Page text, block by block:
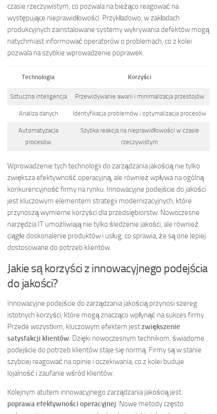
czasie rzeczywistym, co pozwala na bieżąco reagować na
występujące nieprawidłowości. Przykładowo, w zakładach
produkcyjnych zainstalowane systemy wykrywania defektów mogą
natychmiast informować operatorów o problemach, co z kolei
pozwala na szybkie wprowadzenie poprawek.
Technologia Korzyści
Sztuczna inteligencja Przewidywanie awarii i minimalizacja przestojów
Analiza danych Identyfikacja problemów i optymalizacja procesów
Automatyzacja
procesów
Szybka reakcja na nieprawidłowości w czasie
rzeczywistym
Wprowadzenie tych technologii do zarządzania jakością nie tylko
zwiększa efektywność operacyjną, ale również wpływa na ogólną
konkurencyjność firmy na rynku. Innowacyjne podejście do jakości
jest kluczowym elementem strategii modernizacyjnych, które
przynoszą wymierne korzyści dla przedsiębiorstw. Nowoczesne
narzędzia IT umożliwiają nie tylko śledzenie jakości, ale również
ciągłe doskonalenie produktów i usług, co sprawia, że są one lepiej
dostosowane do potrzeb klientów.
Jakie są korzyści z innowacyjnego podejścia
do jakości?
Innowacyjne podejście do zarządzania jakością przynosi szereg
istotnych korzyści, które mogą znacząco wpłynąć na sukces firmy.
Przede wszystkim, kluczowym efektem jestzwiększenie
satysfakcji klientów. Dzięki nowoczesnym technikom, świadome
podejście do potrzeb klientów staje się normą. Firmy są w stanie
szybciej reagować na opinie i oczekiwania, co z kolei buduje
lojalność i zaufanie wśród klientów.
Kolejnym atutem innowacyjnego zarządzania jakością jest
poprawa efektywności operacyjnej. Nowe metody często